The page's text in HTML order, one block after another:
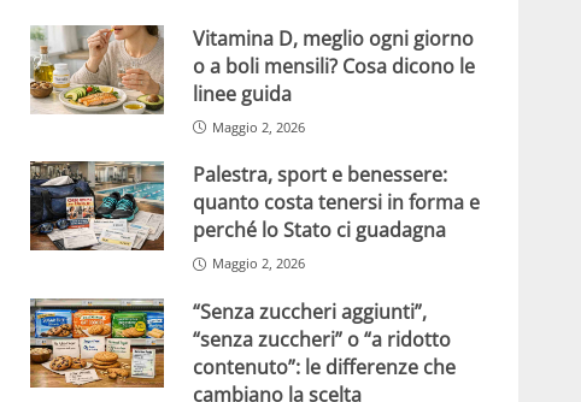
Vitamina D, meglio ogni giorno
o a boli mensili? Cosa dicono le
linee guida
Maggio 2, 2026
Palestra, sport e benessere:
quanto costa tenersi in forma e
perché lo Stato ci guadagna
Maggio 2, 2026
“Senza zuccheri aggiunti”,
“senza zuccheri” o “a ridotto
contenuto”: le differenze che
cambiano la scelta